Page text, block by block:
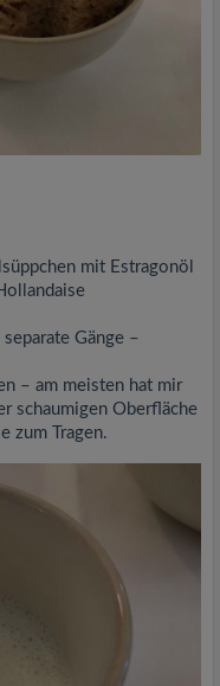
mit Estragonöl
Gänge –
– am meisten hat mir
schaumigen Oberfläche
zum Tragen.